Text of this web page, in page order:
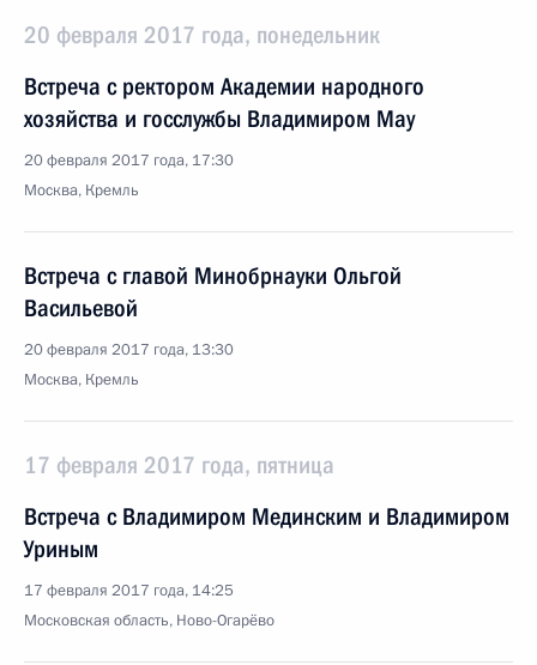
20 февраля 2017 года, понедельник
Встреча с ректором Академии народного
хозяйства и госслужбы Владимиром Мау
20 февраля 2017 года, 17:30
Москва, Кремль
Встреча с главой Минобрнауки Ольгой
Васильевой
20 февраля 2017 года, 13:30
Москва, Кремль
17 февраля 2017 года, пятница
Встреча с Владимиром Мединским и Владимиром
Уриным
17 февраля 2017 года, 14:25
Московская область, Ново-Огарёво